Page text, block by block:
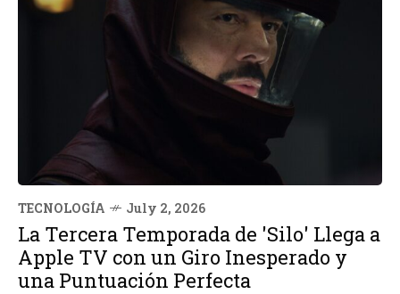
TECNOLOGÍA July 2, 2026
La Tercera Temporada de 'Silo' Llega a
Apple TV con un Giro Inesperado y
una Puntuación Perfecta